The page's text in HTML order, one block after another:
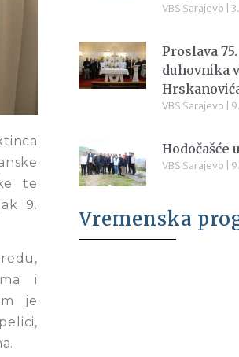
te
9.
i
je
VBS Sarajevo
Proslava
duhovnika
VBS Sarajevo
Hodočašće
VBS Sarajevo
Vremenska